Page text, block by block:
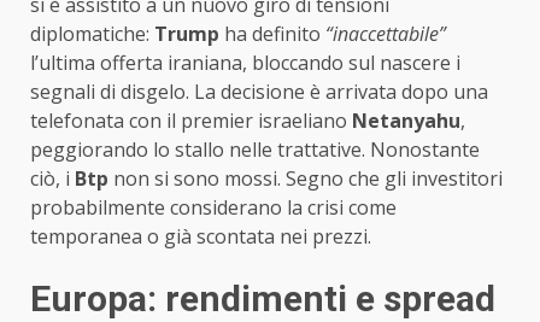
diplomatiche: Trump ha definito “inaccettabile”
l’ultima offerta iraniana, bloccando sul nascere i
segnali di disgelo. La decisione è arrivata dopo una
telefonata con il premier israeliano Netanyahu,
peggiorando lo stallo nelle trattative. Nonostante
ciò, i Btp non si sono mossi. Segno che gli investitori
probabilmente considerano la crisi come
temporanea o già scontata nei prezzi.
Europa: rendimenti e spread